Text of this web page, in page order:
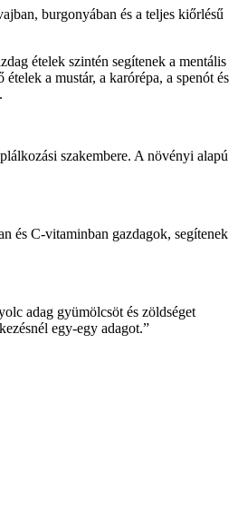
burgonyában és a teljes kiőrlésű
ételek szintén segítenek a mentális
a mustár, a karórépa, a spenót és
szakembere. A növényi alapú
és C-vitaminban gazdagok, segítenek
adag gyümölcsöt és zöldséget
egy-egy adagot.”